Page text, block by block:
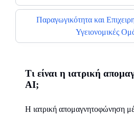
Παραγωγικότητα και
Υγειονομικές
Τι είναι η ιατρική
AI;
Η ιατρική απομαγνητοφώνηση